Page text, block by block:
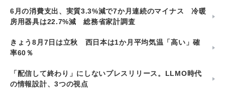
6月の消費支出、実質3.3%減で7か月連続のマイナス 冷暖
房用器具は22.7%減 総務省家計調査
きょう8月7日は立秋 西日本は1か月平均気温「高い」確
率60％
「配信して終わり」にしないプレスリリース。LLMO時代
の情報設計、3つの視点